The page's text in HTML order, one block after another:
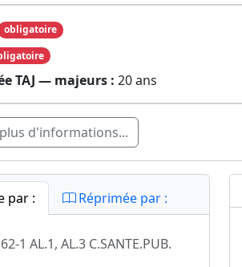
obligatoire
TAJ — majeurs : 20 ans
d'informations...
par : Réprimée par :
1 AL.1, AL.3 C.SANTE.PUB.